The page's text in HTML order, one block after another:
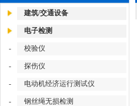
建筑/交通设备
电子检测
- 校验仪
- 探伤仪
- 电动机经济运行测试仪
- 钢丝绳无损检测